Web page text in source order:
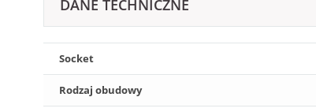
DANE TECHNICZNE
Socket
Rodzaj obudowy